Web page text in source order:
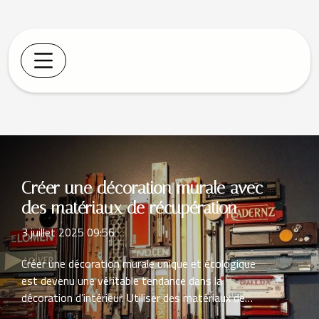
Créer une décoration murale avec
des matériaux de récupération
3 juillet 2025 09:56
Créer une décoration murale unique et écologique
est devenu une véritable tendance dans la
décoration d’intérieur. Utiliser des matériaux de
récupération permet non seulement de